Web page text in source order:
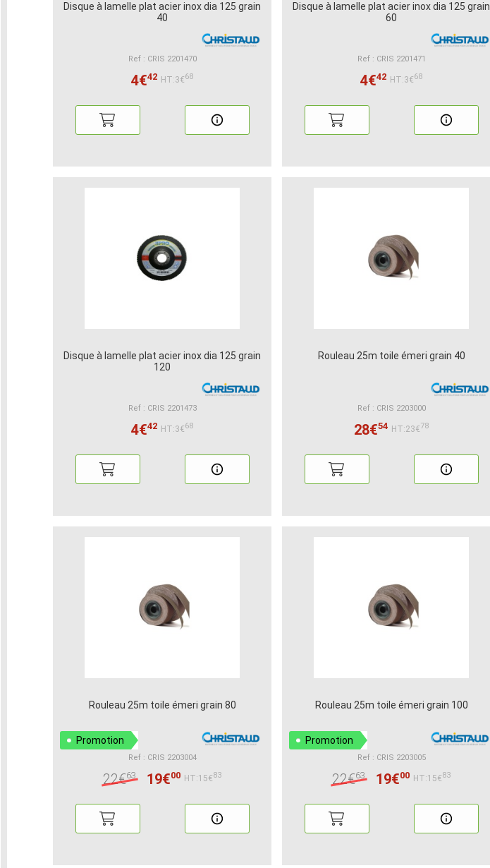
Disque à lamelle plat acier inox dia 125 grain
40
Ref : CRIS 2201470
4€42 HT:3€68
Disque à lamelle plat acier inox dia 125 grain
60
Ref : CRIS 2201471
4€42 HT:3€68
Disque à lamelle plat acier inox dia 125 grain
120
Ref : CRIS 2201473
4€42 HT:3€68
Rouleau 25m toile émeri grain 40
Ref : CRIS 2203000
28€54 HT:23€78
Rouleau 25m toile émeri grain 80
Promotion
Ref : CRIS 2203004
22€63 19€00 HT:15€83
Rouleau 25m toile émeri grain 100
Promotion
Ref : CRIS 2203005
22€63 19€00 HT:15€83